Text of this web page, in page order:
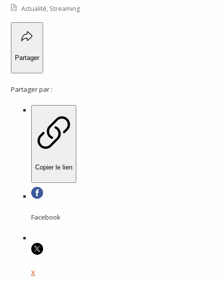
Actualité, Streaming
Partager
Partager par :
Copier le lien
Facebook
X